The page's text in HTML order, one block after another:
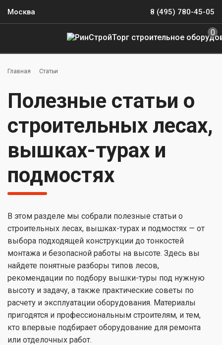
Москва 8 (495) 780-45-05
0
Главная Статьи
Полезные статьи о
строительных лесах,
вышках-турах и
подмостях
В этом разделе мы собрали полезные статьи о
строительных лесах, вышках-турах и подмостях — от
выбора подходящей конструкции до тонкостей
монтажа и безопасной работы на высоте. Здесь вы
найдете понятные разборы типов лесов,
рекомендации по подбору вышки-туры под нужную
высоту и задачу, а также практические советы по
расчету и эксплуатации оборудования. Материалы
пригодятся и профессиональным строителям, и тем,
кто впервые подбирает оборудование для ремонта
или отделочных работ.